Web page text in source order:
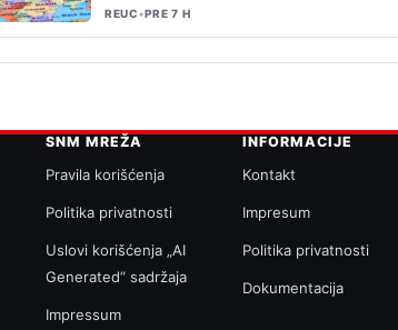
REUC•PRE 7 H
SNM MREŽA
Pravila korišćenja
Politika privatnosti
Uslovi korišćenja „AI
Generated“ sadržaja
Impressum
INFORMACIJE
Kontakt
Impresum
Politika privatnosti
Dokumentacija